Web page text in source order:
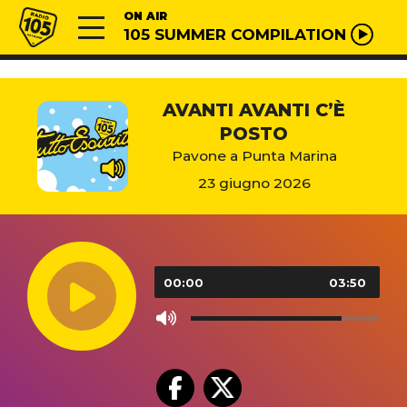
Vai al contenuto
Radio 105 ON AIR
105 SUMMER COMPILATION
AVANTI AVANTI C’È
POSTO
Pavone a Punta Marina
23 giugno 2026
Audio
Player
00:00 03:50
Use
keys